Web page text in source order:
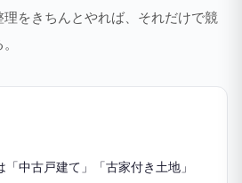
をきちんとやれば、それだけで競
中古戸建て」「古家付き土地」